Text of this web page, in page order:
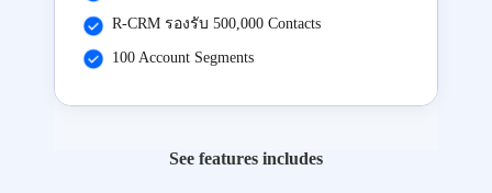
R-CRM รองรับ 500,000 Contacts
100 Account Segments
See features includes